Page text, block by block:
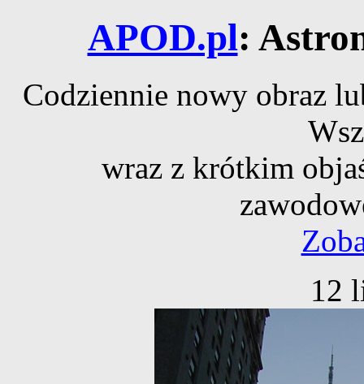
APOD.pl:
Codziennie nowy obraz
wraz z krótkim
12